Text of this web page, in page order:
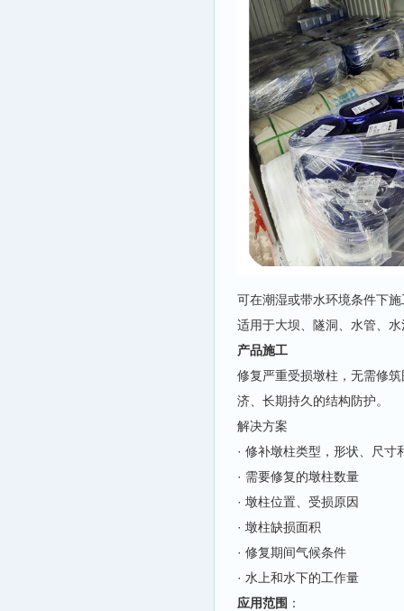
可在潮湿或带水环境条件下
适用于大坝、隧洞、水管、
产品施工
修复严重受损墩柱，无需修
济、长期持久的结构防护。
解决方案
· 修补墩柱类型，形状、尺寸
· 需要修复的墩柱数量
· 墩柱位置、受损原因
· 墩柱缺损面积
· 修复期间气候条件
· 水上和水下的工作量
应用范围 ：